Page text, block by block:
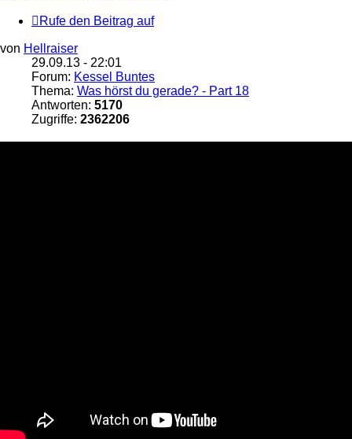
Rufe den Beitrag auf
von Hellraiser
29.09.13 - 22:01
Forum: Kessel Buntes
Thema: Was hörst du gerade? - Part 18
Antworten: 5170
Zugriffe: 2362206